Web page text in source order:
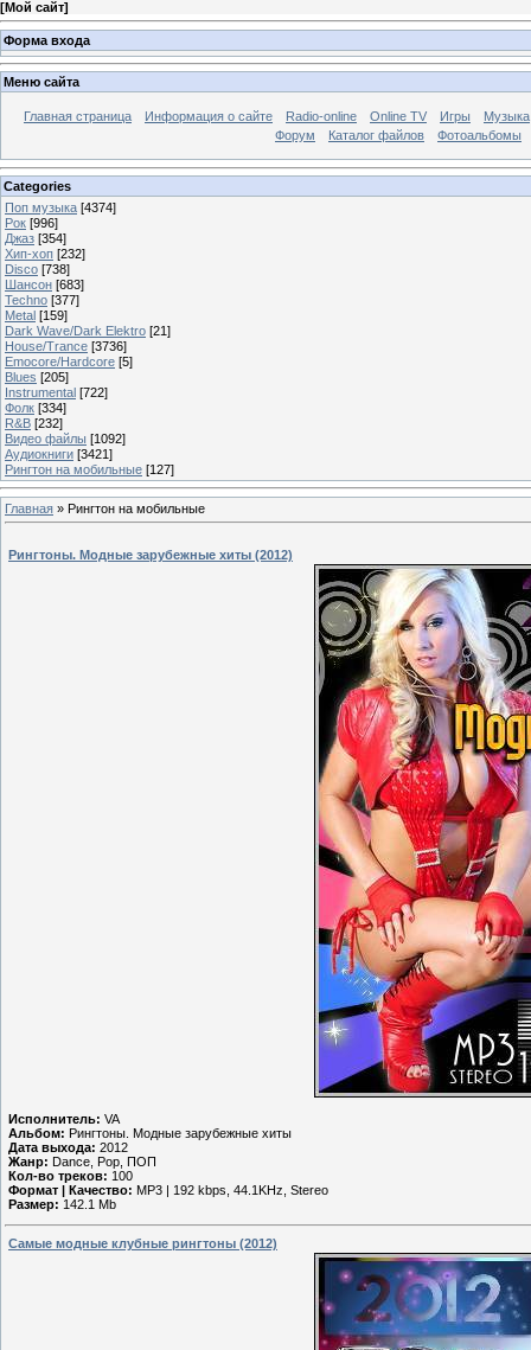
[Мой сайт]
Форма входа
Меню сайта
Главная страница Информация о сайте Radio-online Online TV Игры
Музыка
Форум
Каталог файлов Фотоальбомы
Categories
Поп музыка [4374]
Рок [996]
Джаз [354]
Хип-хоп [232]
Disco [738]
Шансон [683]
Techno [377]
Metal [159]
Dark Wave/Dark Elektro [21]
House/Trance [3736]
Emocore/Hardcore [5]
Blues [205]
Instrumental [722]
Фолк [334]
R&B [232]
Видео файлы [1092]
Аудиокниги [3421]
Рингтон на мобильные [127]
Главная » Рингтон на мобильные
Рингтоны. Модные зарубежные хиты (2012)
Исполнитель: VA
Альбом: Рингтоны. Модные зарубежные хиты
Дата выхода: 2012
Жанр: Dance, Pop, ПОП
Кол-во треков: 100
Формат | Качество: MP3 | 192 kbps, 44.1KHz, Stereo
Размер: 142.1 Mb
Самые модные клубные рингтоны (2012)